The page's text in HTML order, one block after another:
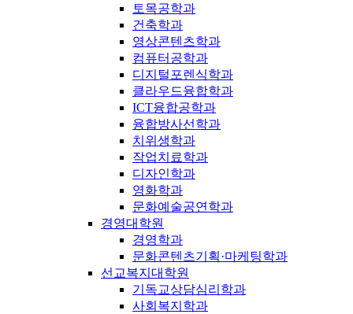
토목공학과
건축학과
영상콘텐츠학과
컴퓨터공학과
디지털포렌식학과
클라우드융합학과
ICT융합공학과
융합방사선학과
치위생학과
작업치료학과
디자인학과
영화학과
문화예술공연학과
경영대학원
경영학과
문화콘텐츠기획·마케팅학과
선교복지대학원
기독교상담심리학과
사회복지학과